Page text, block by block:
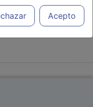
y decidir, en
adecuado a lasAcepto